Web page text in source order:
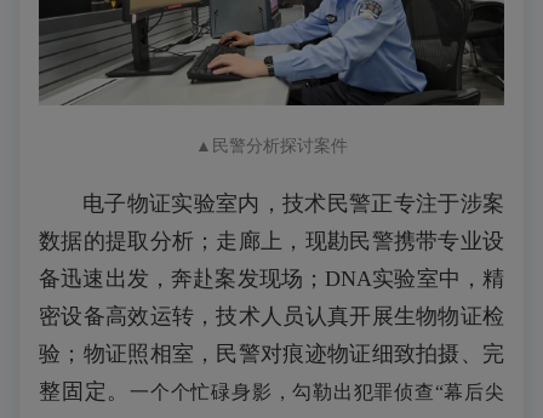
▲ 民警分析探讨案件
电子物证实验室内， 技术民警正专注于涉案
数据的提取分析 ；走廊上，现勘民警携带专业设
备迅速出发，奔赴案发现场；DNA实验室中，精
密设备高效运转，技术人员认真开展生物物证检
验；物证照相室，民警对痕迹物证细致拍摄、完
整固定。
一个个忙碌身影，勾勒出犯罪侦查“幕后尖